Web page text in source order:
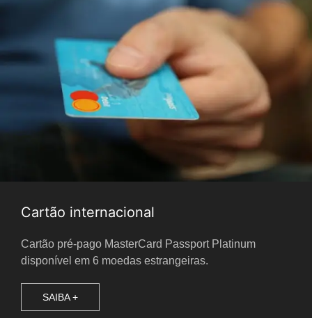
Cartão internacional
Cartão pré-pago MasterCard Passport Platinum
disponível em 6 moedas estrangeiras.
SAIBA +